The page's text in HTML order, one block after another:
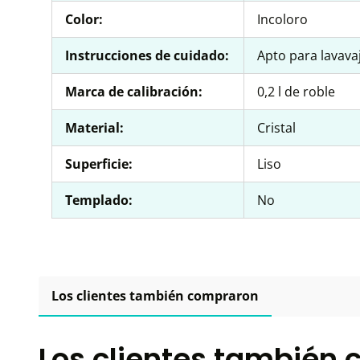
Color: Incoloro
Instrucciones de cuidado: Apto para
Marca de calibración: 0,2 l de roble
Material: Cristal
Superficie: Liso
Templado: No
Los clientes también compraron